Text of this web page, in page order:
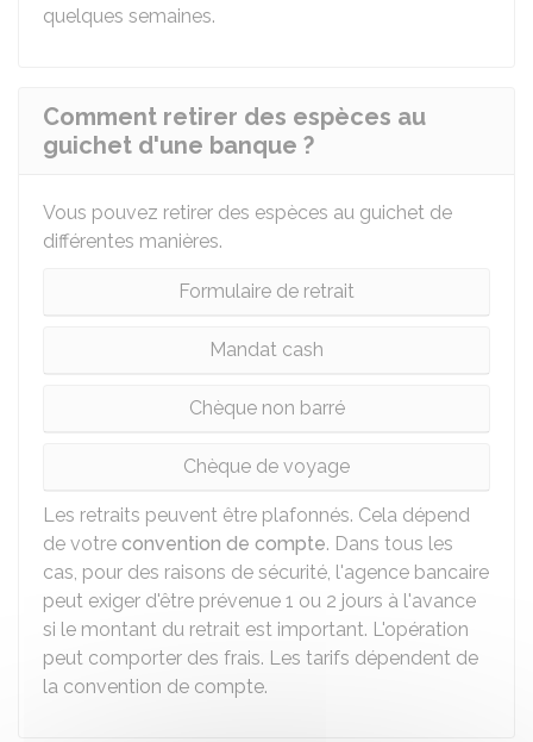
quelques semaines.
Comment retirer des espèces au
guichet d'une banque ?
Vous pouvez retirer des espèces au guichet de
différentes manières.
Formulaire de retrait
Mandat cash
Chèque non barré
Chèque de voyage
Les retraits peuvent être plafonnés. Cela dépend
de votre convention de compte. Dans tous les
cas, pour des raisons de sécurité, l'agence bancaire
peut exiger d'être prévenue 1 ou 2 jours à l'avance
si le montant du retrait est important. L'opération
peut comporter des frais. Les tarifs dépendent de
la convention de compte.